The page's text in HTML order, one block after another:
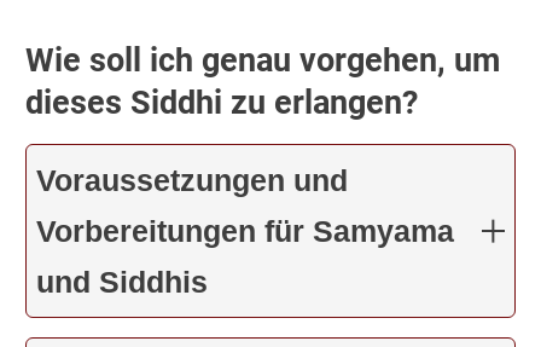
Wie soll ich genau vorgehen, um
dieses Siddhi zu erlangen?
Voraussetzungen und
Vorbereitungen für Samyama
und Siddhis